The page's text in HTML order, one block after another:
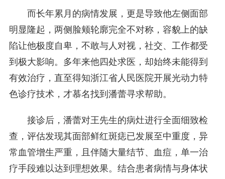
而长年累月的病情发展，更是导致他左侧面部
明显隆起，两侧脸颊轮廓完全不对称，容貌上的缺
陷让他极度自卑，不敢与人对视，社交、工作都受
到极大影响。多年来他四处求医，却始终未能得到
有效治疗，直至得知浙江省人民医院开展光动力特
色诊疗技术，才慕名找到潘蕾寻求帮助。
接诊后，潘蕾对王先生的病灶进行全面细致检
查，评估发现其面部鲜红斑痣已发展至中重度，异
常血管增生严重，且伴随大量结节、血痘，单一治
疗手段难以达到理想效果。结合患者病情与身体状